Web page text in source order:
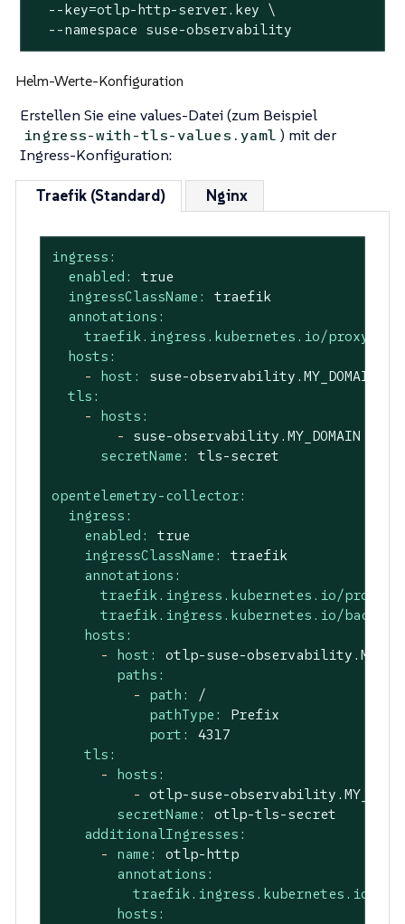
  --key=otlp-http-server.key \
  --namespace suse-observability
Helm-Werte-Konfiguration
Erstellen Sie eine values-Datei (zum Beispiel
ingress-with-tls-values.yaml ) mit der
Ingress-Konfiguration:
Traefik (Standard) Nginx
ingress:
enabled:
true
ingressClassName:
traefik
annotations:
traefik.ingress.kubernetes.io/proxy-
hosts:
-
host:
suse-observability.MY_DOMAIN
tls:
-
hosts:
-
suse-observability.MY_DOMAIN
secretName:
tls-secret
opentelemetry-collector:
ingress:
enabled:
true
ingressClassName:
traefik
annotations:
traefik.ingress.kubernetes.io/proxy-
traefik.ingress.kubernetes.io/
hosts:
-
host:
otlp-suse-
paths:
-
path:
/
pathType:
Prefix
port:
4317
tls:
-
hosts:
- otlp-suse-
secretName:
otlp-tls-secret
additionalIngresses:
-
name:
otlp-http
annotations:
traefik.ingress.kubernetes.io/
hosts: